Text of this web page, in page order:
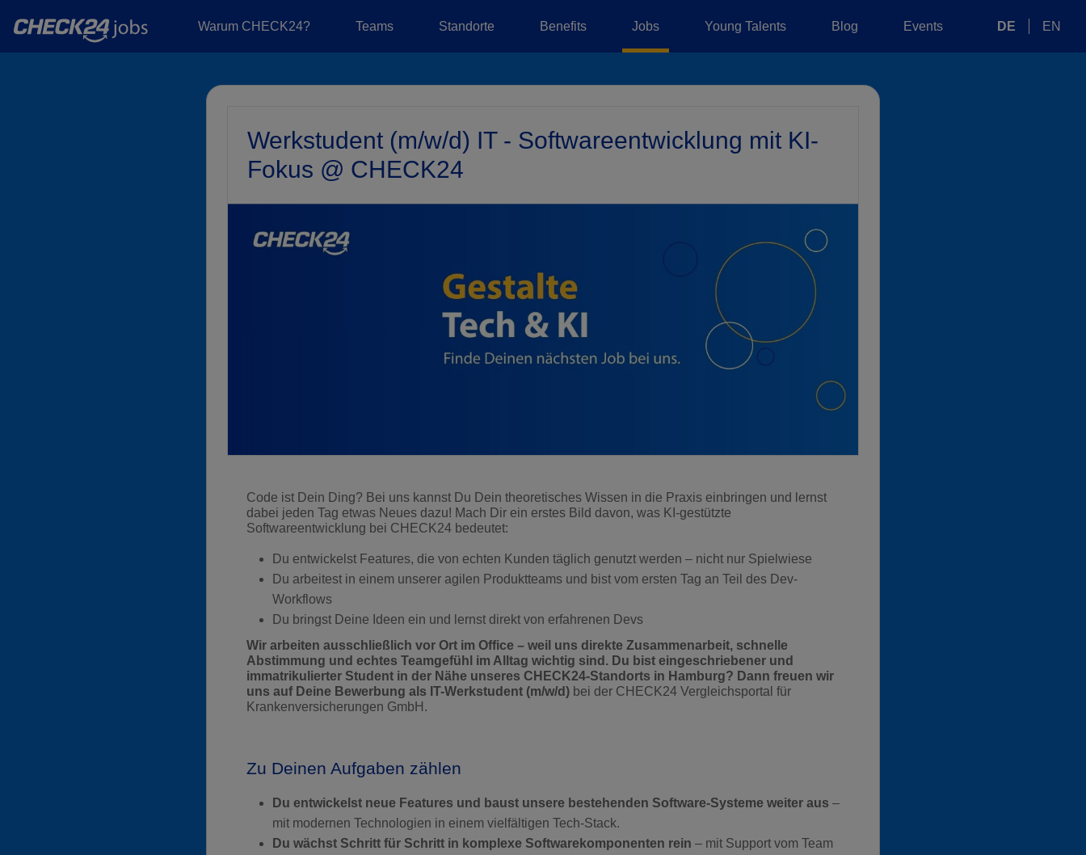
Warum CHECK24? Teams Standorte Benefits Jobs Young Talents Blog Events DE EN
Werkstudent (m/w/d) IT - Softwareentwicklung mit KI-
Fokus @ CHECK24
Code ist Dein Ding? Bei uns kannst Du Dein theoretisches Wissen in die Praxis einbringen und lernst
dabei jeden Tag etwas Neues dazu! Mach Dir ein erstes Bild davon, was KI-gestützte
Softwareentwicklung bei CHECK24 bedeutet:
Du entwickelst Features, die von echten Kunden täglich genutzt werden – nicht nur Spielwiese
Du arbeitest in einem unserer agilen Produktteams und bist vom ersten Tag an Teil des Dev-
Workflows
Du bringst Deine Ideen ein und lernst direkt von erfahrenen Devs
Wir arbeiten ausschließlich vor Ort im Office – weil uns direkte Zusammenarbeit, schnelle
Abstimmung und echtes Teamgefühl im Alltag wichtig sind. Du bist eingeschriebener und
immatrikulierter Student in der Nähe unseres CHECK24-Standorts in Hamburg? Dann freuen wir
uns auf Deine Bewerbung als IT-Werkstudent (m/w/d) bei der CHECK24 Vergleichsportal für
Krankenversicherungen GmbH.
Zu Deinen Aufgaben zählen
Du entwickelst neue Features und baust unsere bestehenden Software-Systeme weiter aus –
mit modernen Technologien in einem vielfältigen Tech-Stack.
Du wächst Schritt für Schritt in komplexe Softwarekomponenten rein – mit Support vom Team